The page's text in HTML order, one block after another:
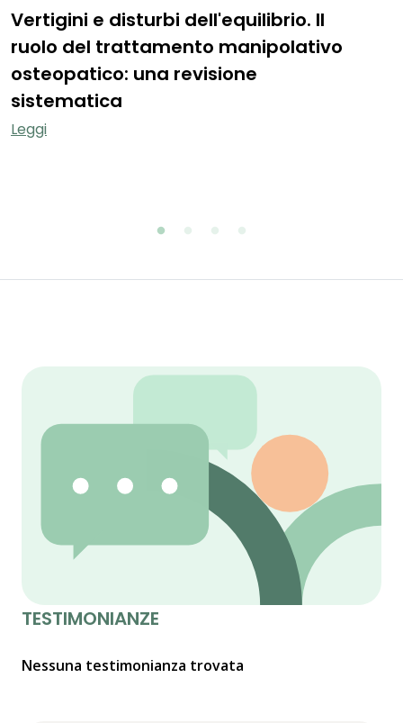
Vertigini e disturbi dell'equilibrio. Il
ruolo del trattamento manipolativo
osteopatico: una revisione
sistematica
Leggi
TESTIMONIANZE
Nessuna testimonianza trovata